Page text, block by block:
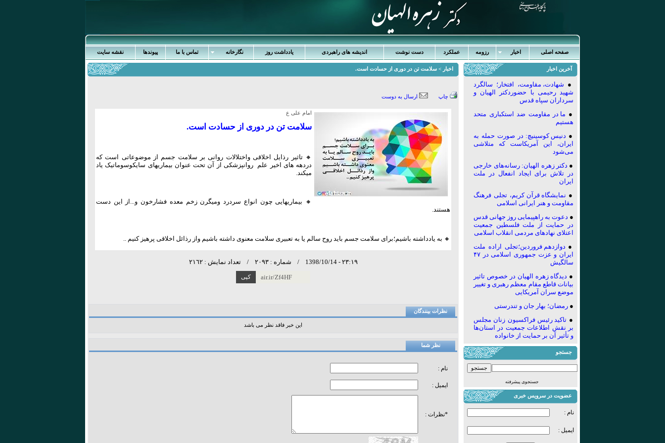
صفحه اصلی اخبار رزومه عملکرد دست نوشت اندیشه های راهبردی یادداشت روز نگارخانه تماس با ما پیوندها نقشه سایت
آخرین اخبار
● شهادت، مقاومت، افتخار؛ سالگرد
شهید رحیمی با حضوردکتر الهیان و
سرداران سپاه قدس
● ما در مقاومت ضد استکباری متحد
هستیم
● دنیس کوسینیچ: در صورت حمله به
ایران، این آمریکاست که متلاشی
می‌شود
● دکتر زهره الهیان: رسانه‌های خارجی
در تلاش برای ایجاد انفعال در ملت
ایران
● نمایشگاه قرآن کریم، تجلی فرهنگ
مقاومت و هنر ایرانی اسلامی
● دعوت به راهپیمایی روز جهانی قدس
در حمایت از ملت فلسطین جمعیت
اعتلای نهادهای مردمی انقلاب اسلامی
● دوازدهم فروردین؛تجلی اراده ملت
ایران و عزت جمهوری اسلامی در ۴۷
سالگیش
● دیدگاه زهره الهیان در خصوص تاثیر
بیانات قاطع مقام معظم رهبری و تغییر
موضع سران آمریکایی
● رمضان؛ بهار جان و تندرستی
● تاکید رئیس فراکسیون زنان مجلس
بر نقش اطلاعات جمعیت در استان‌ها
و تأثیر آن بر حمایت از خانواده
جستجو
جستجوی پیشرفته
عضویت در سرویس خبری
نام :
ایمیل :
اخبار > سلامت تن در دوری از حسادت است.
چاپ ارسال به دوست
امام علی ع
سلامت تن در دوری از حسادت است.
🔸 تاثیر رذایل اخلاقی واختلالات روانی بر سلامت جسم از موضوعاتی است که
دردهه های اخیر علم روانپزشکی از آن تحت عنوان بیماریهای سایکوسوماتیک یاد
میکند.
🔸 بیماریهایی چون انواع سردرد ومیگرن زخم معده فشارخون و...از این دست
هستند.
🔸 به یادداشته باشیم؛برای سلامت جسم باید روح سالم یا به تعبیری سلامت معنوی داشته باشیم واز رذائل اخلاقی پرهیز کنیم ..
٢٣:١٩ - 1398/10/14 / شماره : ٢٠٩٣ / تعداد نمایش : ٢١٦٢
air.ir/Zf4HF
نظرات بینندگان
این خبر فاقد نظر می باشد
نظر شما
نام :
ایمیل :
*نظرات :